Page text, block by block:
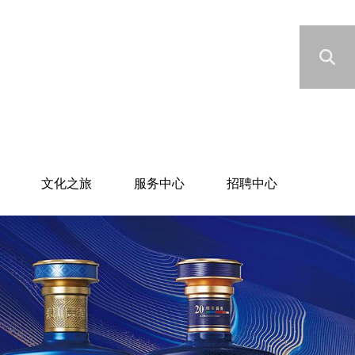
文化之旅 服务中心 招聘中心